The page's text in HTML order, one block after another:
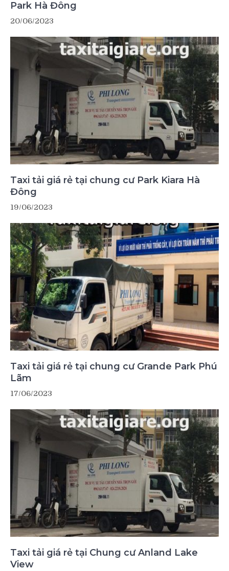
Park Hà Đông
20/06/2023
Taxi tải giá rẻ tại chung cư Park Kiara Hà
Đông
19/06/2023
Taxi tải giá rẻ tại chung cư Grande Park Phú
Lãm
17/06/2023
Taxi tải giá rẻ tại Chung cư Anland Lake
View